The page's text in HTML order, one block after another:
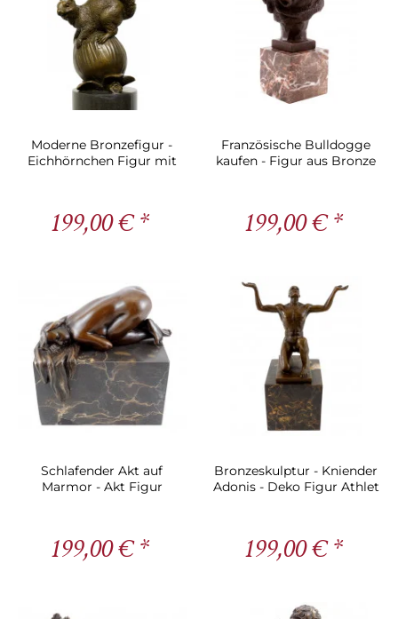
Moderne Bronzefigur -
Eichhörnchen Figur mit
199,00 € *
Französische Bulldogge
kaufen - Figur aus Bronze
199,00 € *
Schlafender Akt auf
Marmor - Akt Figur
199,00 € *
Bronzeskulptur - Kniender
Adonis - Deko Figur Athlet
199,00 € *